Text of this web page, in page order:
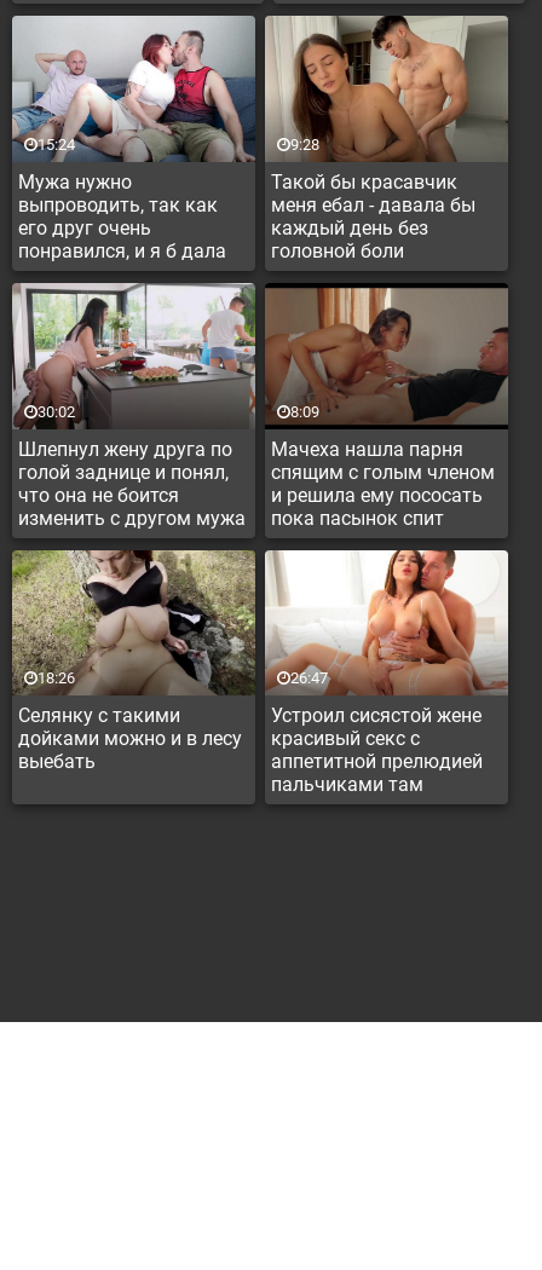
Мужа нужно
выпроводить, так как
его друг очень
понравился, и я б дала
15:24
Такой бы красавчик
меня ебал - давала бы
каждый день без
головной боли
9:28
Шлепнул жену друга по
голой заднице и понял,
что она не боится
изменить с другом мужа
30:02
Мачеха нашла парня
спящим с голым членом
и решила ему пососать
пока пасынок спит
8:09
Селянку с такими
дойками можно и в лесу
выебать
18:26
Устроил сисястой жене
красивый секс с
аппетитной прелюдией
пальчиками там
26:47